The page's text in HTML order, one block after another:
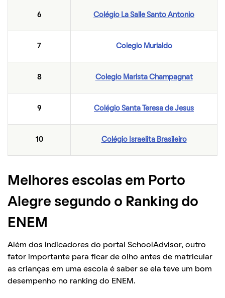
6 Colégio La Salle Santo Antonio
7 Colegio Murialdo
8 Colegio Marista Champagnat
9 Colégio Santa Teresa de Jesus
10 Colégio Israelita Brasileiro
Melhores escolas em Porto
Alegre segundo o Ranking do
ENEM
Além dos indicadores do portal SchoolAdvisor, outro
fator importante para ficar de olho antes de matricular
as crianças em uma escola é saber se ela teve um bom
desempenho no ranking do ENEM.